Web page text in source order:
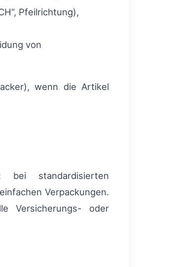
Pfeilrichtung),
von
wenn die Artikel
bei standardisierten
Verpackungen.
Versicherungs- oder